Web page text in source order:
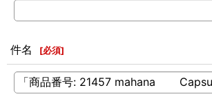
件名 [必須]